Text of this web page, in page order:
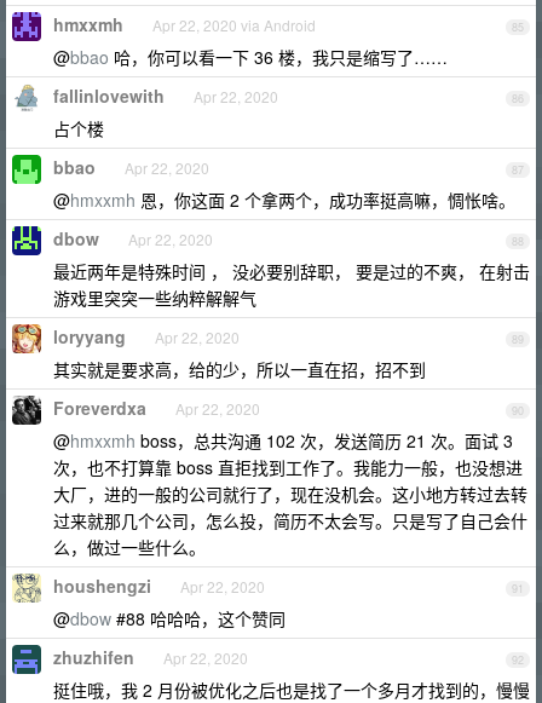
85
hmxxmh Apr 22, 2020 via Android
@bbao 哈，你可以看一下 36 楼，我只是缩写了……
86
fallinlovewith Apr 22, 2020
占个楼
87
bbao Apr 22, 2020
@hmxxmh 恩，你这面 2 个拿两个，成功率挺高嘛，惆怅啥。
88
dbow Apr 22, 2020
最近两年是特殊时间 ， 没必要别辞职， 要是过的不爽， 在射击
游戏里突突一些纳粹解解气
89
loryyang Apr 22, 2020
其实就是要求高，给的少，所以一直在招，招不到
90
Foreverdxa Apr 22, 2020
@hmxxmh boss，总共沟通 102 次，发送简历 21 次。面试 3
次，也不打算靠 boss 直拒找到工作了。我能力一般，也没想进
大厂，进的一般的公司就行了，现在没机会。这小地方转过去转
过来就那几个公司，怎么投，简历不太会写。只是写了自己会什
么，做过一些什么。
91
houshengzi Apr 22, 2020
@dbow #88 哈哈哈，这个赞同
92
zhuzhifen Apr 22, 2020
挺住哦，我 2 月份被优化之后也是找了一个多月才找到的，慢慢